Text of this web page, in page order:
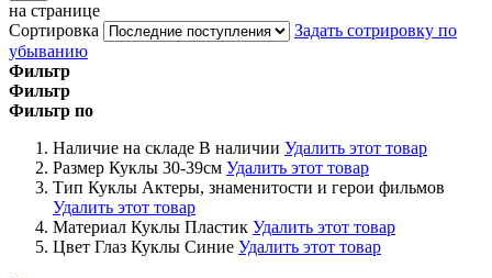
на странице
Сортировка
Задать сотрировку по
убыванию
Фильтр
Фильтр
Фильтр по
Наличие на складе В наличии Удалить этот товар
Размер Куклы 30-39см Удалить этот товар
Тип Куклы Актеры, знаменитости и герои фильмов
Удалить этот товар
Материал Куклы Пластик Удалить этот товар
Цвет Глаз Куклы Синие Удалить этот товар